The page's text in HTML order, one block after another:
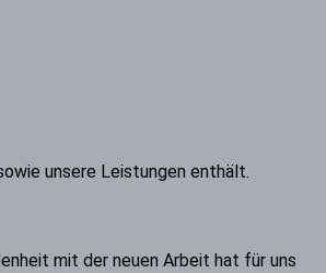
unsere Leistungen enthält.
mit der neuen Arbeit hat für uns